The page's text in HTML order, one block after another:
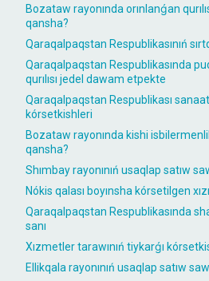
Bozataw rayonında orınlanǵan
qansha?
Qaraqalpaqstan Respublikasınıń
Qaraqalpaqstan Respublikasında
qurılısı jedel dawam etpekte
Qaraqalpaqstan Respublikası
kórsetkishleri
Bozataw rayonında kishi
qansha?
Shımbay rayonınıń usaqlap satıw
Nókis qalası boyınsha kórsetilgen
Qaraqalpaqstan Respublikasında
sanı
Xızmetler tarawınıń tiykarǵı
Ellikqala rayonınıń usaqlap satıw